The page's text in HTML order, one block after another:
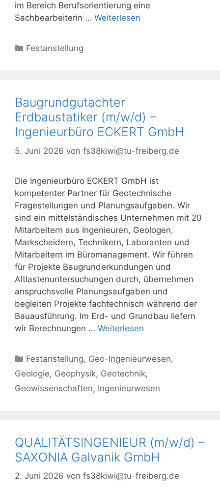
im Bereich Berufsorientierung eine
Sachbearbeiterin … Weiterlesen
Kategorien
Festanstellung
Baugrundgutachter
Erdbaustatiker (m/w/d) –
Ingenieurbüro ECKERT GmbH
5. Juni 2026 von fs38kiwi@tu-freiberg.de
Die Ingenieurbüro ECKERT GmbH ist
kompetenter Partner für Geotechnische
Fragestellungen und Planungsaufgaben. Wir
sind ein mittelständisches Unternehmen mit 20
Mitarbeitern aus Ingenieuren, Geologen,
Markscheidern, Technikern, Laboranten und
Mitarbeitern im Büromanagement. Wir führen
für Projekte Baugrunderkundungen und
Altlastenuntersuchungen durch, übernehmen
anspruchsvolle Planungsaufgaben und
begleiten Projekte fachtechnisch während der
Bauausführung. Im Erd- und Grundbau liefern
wir Berechnungen … Weiterlesen
Kategorien
Festanstellung, Geo-Ingenieurwesen,
Geologie, Geophysik, Geotechnik,
Geowissenschaften, Ingenieurwesen
QUALITÄTSINGENIEUR (m/w/d) –
SAXONIA Galvanik GmbH
2. Juni 2026 von fs38kiwi@tu-freiberg.de